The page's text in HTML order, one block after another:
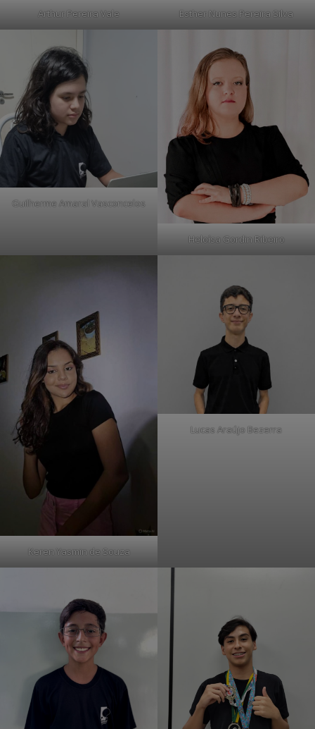
Arthur Pereira Vale Esther Nunes Pereira Silva
Guilherme Amaral Vasconcelos
Heloísa Gordin Ribeiro
Keren Yasmin de Souza
Lucas Araújo Bezerra